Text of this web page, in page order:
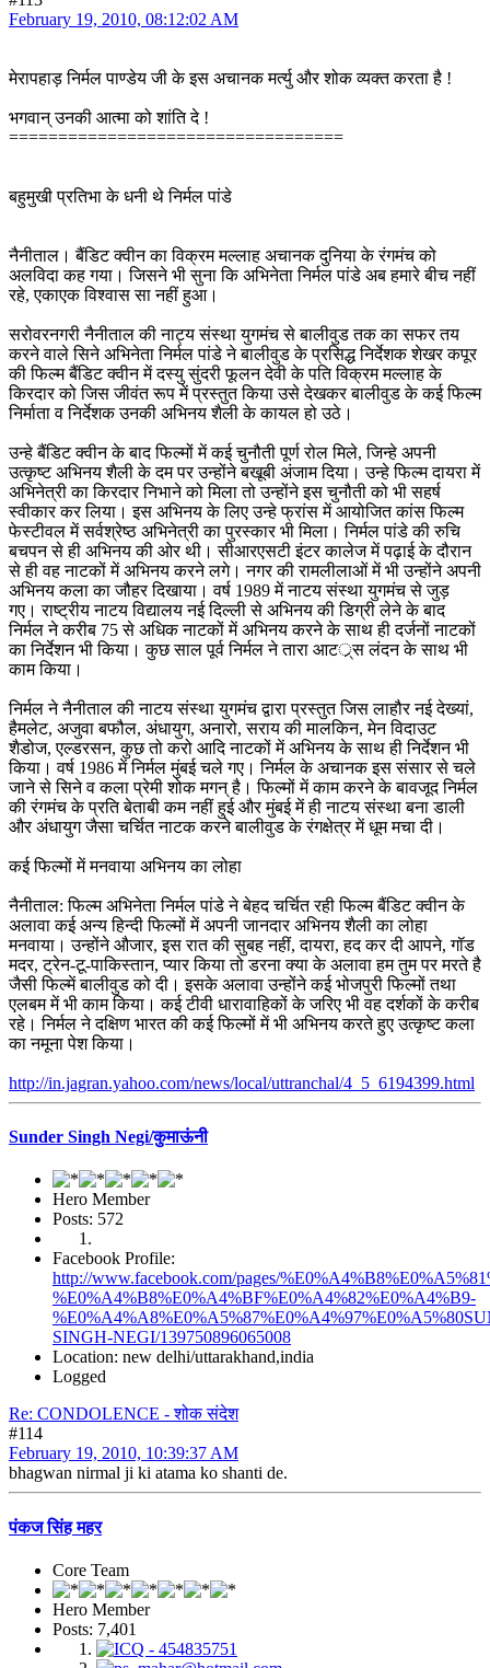
February 19, 2010, 08:12:02 AM
मेरापहाड़ निर्मल पाण्डेय जी के इस अचानक मर्त्यु और शोक व्यक्त करता है !
भगवान् उनकी आत्मा को शांति दे !
==================================
बहुमुखी प्रतिभा के धनी थे निर्मल पांडे
नैनीताल। बैंडिट क्वीन का विक्रम मल्लाह अचानक दुनिया के रंगमंच को
अलविदा कह गया। जिसने भी सुना कि अभिनेता निर्मल पांडे अब हमारे बीच नहीं
रहे, एकाएक विश्वास सा नहीं हुआ।
सरोवरनगरी नैनीताल की नाट्य संस्था युगमंच से बालीवुड तक का सफर तय
करने वाले सिने अभिनेता निर्मल पांडे ने बालीवुड के प्रसिद्ध निर्देशक शेखर कपूर
की फिल्म बैंडिट क्वीन में दस्यु सुंदरी फूलन देवी के पति विक्रम मल्लाह के
किरदार को जिस जीवंत रूप में प्रस्तुत किया उसे देखकर बालीवुड के कई फिल्म
निर्माता व निर्देशक उनकी अभिनय शैली के कायल हो उठे।
उन्हे बैंडिट क्वीन के बाद फिल्मों में कई चुनौती पूर्ण रोल मिले, जिन्हे अपनी
उत्कृष्ट अभिनय शैली के दम पर उन्होंने बखूबी अंजाम दिया। उन्हे फिल्म दायरा में
अभिनेत्री का किरदार निभाने को मिला तो उन्होंने इस चुनौती को भी सहर्ष
स्वीकार कर लिया। इस अभिनय के लिए उन्हे फ्रांस में आयोजित कांस फिल्म
फेस्टीवल में सर्वश्रेष्ठ अभिनेत्री का पुरस्कार भी मिला। निर्मल पांडे की रुचि
बचपन से ही अभिनय की ओर थी। सीआरएसटी इंटर कालेज में पढ़ाई के दौरान
से ही वह नाटकों में अभिनय करने लगे। नगर की रामलीलाओं में भी उन्होंने अपनी
अभिनय कला का जौहर दिखाया। वर्ष 1989 में नाटय संस्था युगमंच से जुड़
गए। राष्ट्रीय नाटय विद्यालय नई दिल्ली से अभिनय की डिग्री लेने के बाद
निर्मल ने करीब 75 से अधिक नाटकों में अभिनय करने के साथ ही दर्जनों नाटकों
का निर्देशन भी किया। कुछ साल पूर्व निर्मल ने तारा आटर््स लंदन के साथ भी
काम किया।
निर्मल ने नैनीताल की नाटय संस्था युगमंच द्वारा प्रस्तुत जिस लाहौर नई देख्यां,
हैमलेट, अजुवा बफौल, अंधायुग, अनारो, सराय की मालकिन, मेन विदाउट
शैडोज, एल्डरसन, कुछ तो करो आदि नाटकों में अभिनय के साथ ही निर्देशन भी
किया। वर्ष 1986 में निर्मल मुंबई चले गए। निर्मल के अचानक इस संसार से चले
जाने से सिने व कला प्रेमी शोक मगन् है। फिल्मों में काम करने के बावजूद निर्मल
की रंगमंच के प्रति बेताबी कम नहीं हुई और मुंबई में ही नाटय संस्था बना डाली
और अंधायुग जैसा चर्चित नाटक करने बालीवुड के रंगक्षेत्र में धूम मचा दी।
कई फिल्मों में मनवाया अभिनय का लोहा
नैनीताल: फिल्म अभिनेता निर्मल पांडे ने बेहद चर्चित रही फिल्म बैंडिट क्वीन के
अलावा कई अन्य हिन्दी फिल्मों में अपनी जानदार अभिनय शैली का लोहा
मनवाया। उन्होंने औजार, इस रात की सुबह नहीं, दायरा, हद कर दी आपने, गॉड
मदर, ट्रेन-टू-पाकिस्तान, प्यार किया तो डरना क्या के अलावा हम तुम पर मरते है
जैसी फिल्में बालीवुड को दी। इसके अलावा उन्होंने कई भोजपुरी फिल्मों तथा
एलबम में भी काम किया। कई टीवी धारावाहिकों के जरिए भी वह दर्शकों के करीब
रहे। निर्मल ने दक्षिण भारत की कई फिल्मों में भी अभिनय करते हुए उत्कृष्ट कला
का नमूना पेश किया।
http://in.jagran.yahoo.com/news/local/uttranchal/4_5_6194399.html
Sunder Singh Negi/कुमाऊंनी
Hero Member
Posts: 572
Facebook Profile:
http://www.facebook.com/pages/
%E0%A4%B8%E0%A4%BF%E0%A4%82%E0%A4%B9-
SINGH-NEGI/139750896065008
Location: new delhi/uttarakhand,india
Logged
Re: CONDOLENCE - शोक संदेश
#114
February 19, 2010, 10:39:37 AM
bhagwan nirmal ji ki atama ko shanti de.
पंकज सिंह महर
Core Team
Hero Member
Posts: 7,401